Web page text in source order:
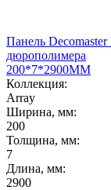
Панель
дюрополимера
200*7*2900ММ
Коллекция:
Array
Ширина, мм:
200
Толщина, мм:
7
Длина, мм:
2900